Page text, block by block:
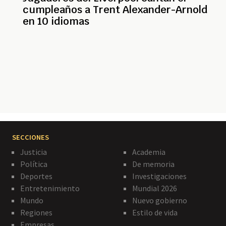
cumpleaños a Trent Alexander-Arnold
en 10 idiomas
SECCIONES
Justicia
Política
Deportes
Entretenimiento
Mundo
Regiones
Academia
De memoria
Investigaciones
Mundial 2026
Nuevo gobierno
Estilo de vida